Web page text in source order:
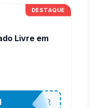
DESTAQUE
Livre em